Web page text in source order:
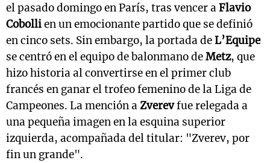
el pasado domingo en París, tras vencer aFlavio
Cobollien un emocionante partido que se definió
en cinco sets. Sin embargo, la portada deL’Equipe
se centró en el equipo de balonmano deMetz, que
hizo historia al convertirse en el primer club
francés en ganar el trofeo femenino de la Liga de
Campeones. La mención aZverevfue relegada a
una pequeña imagen en la esquina superior
izquierda, acompañada del titular: "Zverev, por
fin un grande".